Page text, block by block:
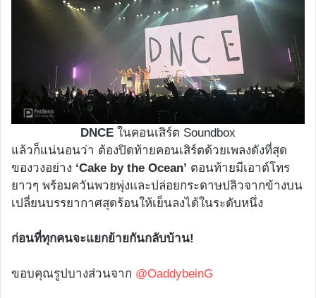
DNCE ในคอนเสิร์ต Soundbox
แล้วก็แน่นอนว่า ต้องปิดท้ายคอนเสิร์ตด้วยเพลงดังที่สุด
ของวงอย่าง ‘Cake by the Ocean’ ตอนท้ายมีเอาต์โทร
ยาวๆ พร้อมควันพวยพุ่งและปล่อยกระดาษปลิวจากข้างบน
เปลี่ยนบรรยากาศสุดร้อนให้เย็นลงได้ในระดับหนึ่ง
ก่อนที่ทุกคนจะแยกย้ายกันกลับบ้าน!
ขอบคุณรูปบางส่วนจาก @OaddybeinG